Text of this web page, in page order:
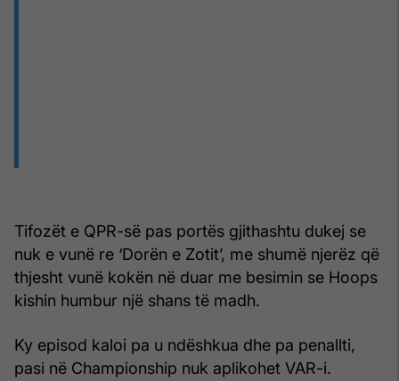
Tifozët e QPR-së pas portës gjithashtu dukej se
nuk e vunë re ‘Dorën e Zotit’, me shumë njerëz që
thjesht vunë kokën në duar me besimin se Hoops
kishin humbur një shans të madh.
Ky episod kaloi pa u ndëshkua dhe pa penallti,
pasi në Championship nuk aplikohet VAR-i.